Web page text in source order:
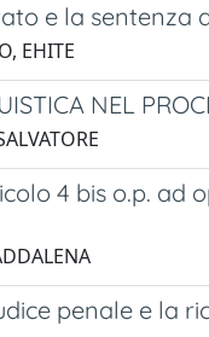
e la sentenza
EHITE
NEL
4 bis o.p. ad
penale e la